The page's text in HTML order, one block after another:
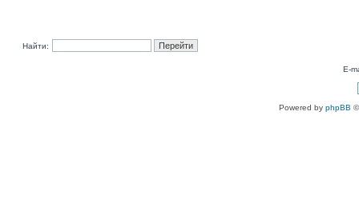
Найти:
E-
Powered by phpBB